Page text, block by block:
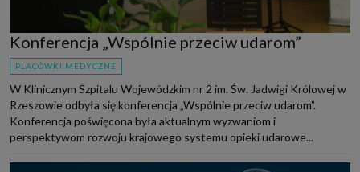
Konferencja „Wspólnie przeciw udarom”
PLACÓWKI MEDYCZNE
W Klinicznym Szpitalu Wojewódzkim nr 2 im. Św. Jadwigi Królowej w
Rzeszowie odbyła się konferencja „Wspólnie przeciw udarom”.
Konferencja poświęcona była aktualnym wyzwaniom i
perspektywom rozwoju krajowego systemu opieki udarowe...